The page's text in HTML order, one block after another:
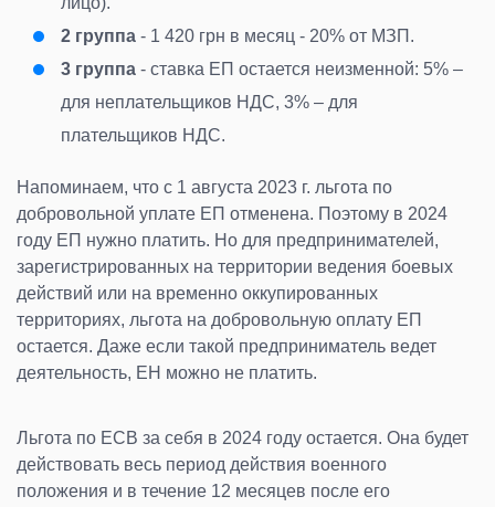
2 группа - 1 420 грн в месяц - 20% от МЗП.
3 группа - ставка ЕП остается неизменной: 5% –
для неплательщиков НДС, 3% – для
плательщиков НДС.
Напоминаем, что с 1 августа 2023 г. льгота по
добровольной уплате ЕП отменена. Поэтому в 2024
году ЕП нужно платить. Но для предпринимателей,
зарегистрированных на территории ведения боевых
действий или на временно оккупированных
территориях, льгота на добровольную оплату ЕП
остается. Даже если такой предприниматель ведет
деятельность, ЕН можно не платить.
Льгота по ЕСВ за себя в 2024 году остается. Она будет
действовать весь период действия военного
положения и в течение 12 месяцев после его